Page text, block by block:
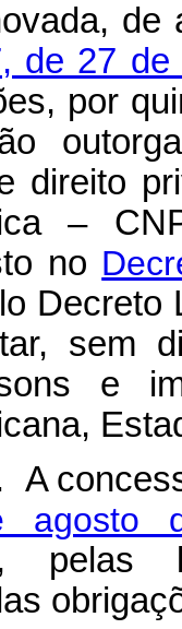
de 27
por
direito
–
no
Decreto
sem
e
A
agosto